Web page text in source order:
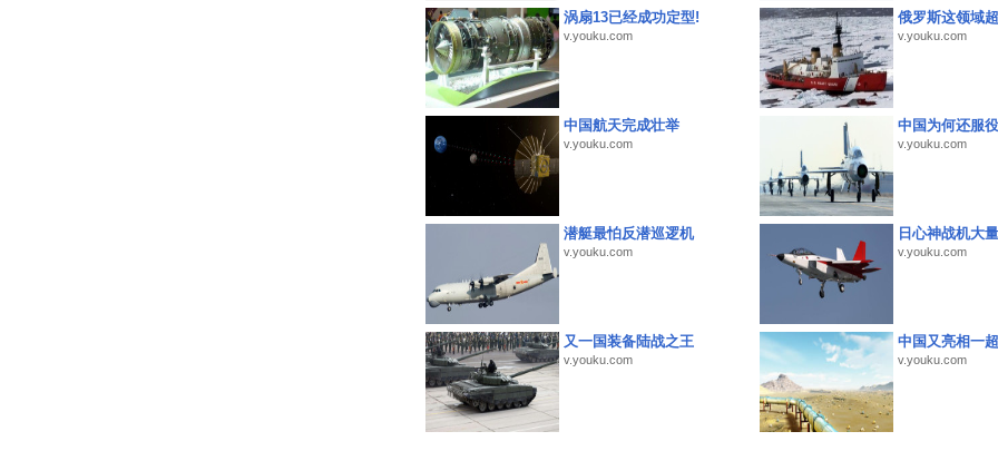
涡扇13已经成功定型!
v.youku.com
俄罗斯这领域
v.youku.com
中国航天完成壮举
v.youku.com
中国为何还服
v.youku.com
潜艇最怕反潜巡逻机
v.youku.com
日心神战机大
v.youku.com
又一国装备陆战之王
v.youku.com
中国又亮相一
v.youku.com